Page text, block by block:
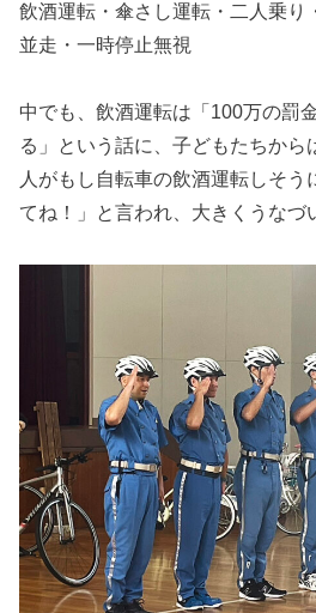
飲酒運転・傘さし運転・二人乗り
並走・一時停止無視
中でも、飲酒運転は「100万の罰
る」という話に、子どもたちから
人がもし自転車の飲酒運転しそ
てね！」と言われ、大きくうなづ